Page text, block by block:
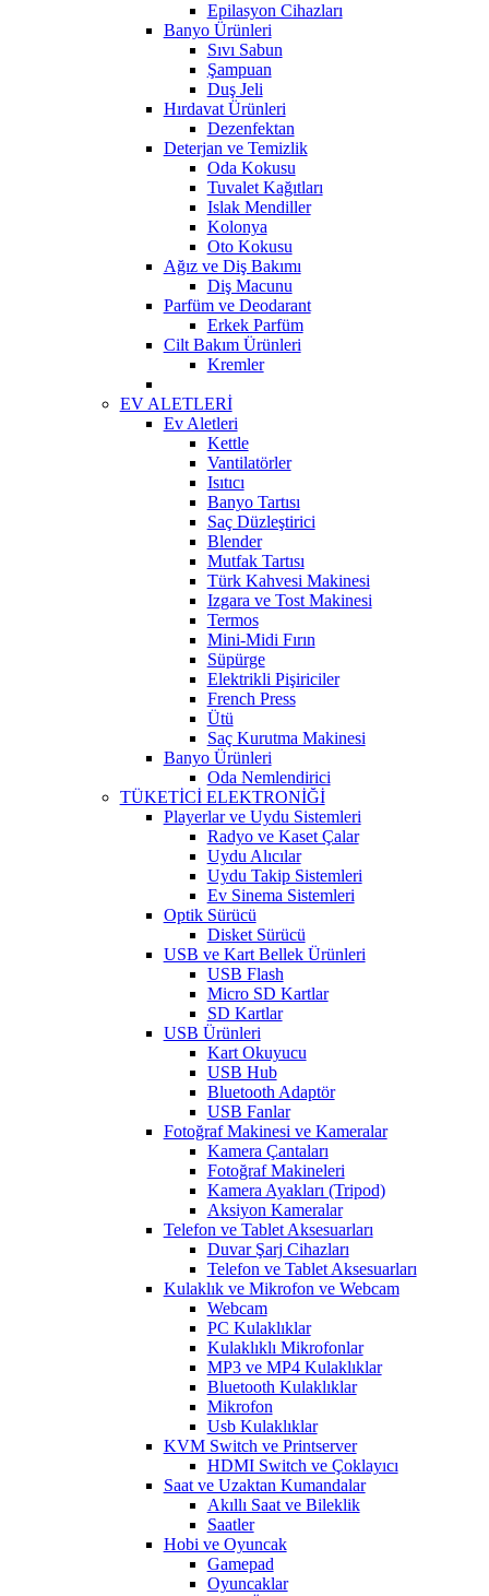
Epilasyon Cihazları
Banyo Ürünleri
Sıvı Sabun
Şampuan
Duş Jeli
Hırdavat Ürünleri
Dezenfektan
Deterjan ve Temizlik
Oda Kokusu
Tuvalet Kağıtları
Islak Mendiller
Kolonya
Oto Kokusu
Ağız ve Diş Bakımı
Diş Macunu
Parfüm ve Deodarant
Erkek Parfüm
Cilt Bakım Ürünleri
Kremler
EV ALETLERİ
Ev Aletleri
Kettle
Vantilatörler
Isıtıcı
Banyo Tartısı
Saç Düzleştirici
Blender
Mutfak Tartısı
Türk Kahvesi Makinesi
Izgara ve Tost Makinesi
Termos
Mini-Midi Fırın
Süpürge
Elektrikli Pişiriciler
French Press
Ütü
Saç Kurutma Makinesi
Banyo Ürünleri
Oda Nemlendirici
TÜKETİCİ ELEKTRONİĞİ
Playerlar ve Uydu Sistemleri
Radyo ve Kaset Çalar
Uydu Alıcılar
Uydu Takip Sistemleri
Ev Sinema Sistemleri
Optik Sürücü
Disket Sürücü
USB ve Kart Bellek Ürünleri
USB Flash
Micro SD Kartlar
SD Kartlar
USB Ürünleri
Kart Okuyucu
USB Hub
Bluetooth Adaptör
USB Fanlar
Fotoğraf Makinesi ve Kameralar
Kamera Çantaları
Fotoğraf Makineleri
Kamera Ayakları (Tripod)
Aksiyon Kameralar
Telefon ve Tablet Aksesuarları
Duvar Şarj Cihazları
Telefon ve Tablet Aksesuarları
Kulaklık ve Mikrofon ve Webcam
Webcam
PC Kulaklıklar
Kulaklıklı Mikrofonlar
MP3 ve MP4 Kulaklıklar
Bluetooth Kulaklıklar
Mikrofon
Usb Kulaklıklar
KVM Switch ve Printserver
HDMI Switch ve Çoklayıcı
Saat ve Uzaktan Kumandalar
Akıllı Saat ve Bileklik
Saatler
Hobi ve Oyuncak
Gamepad
Oyuncaklar